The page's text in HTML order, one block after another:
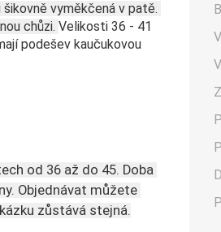
vyměkčená v patě.
chůzi. Velikosti 36 - 41
podešev kaučukovou
od 36 až do 45. Doba
Objednávat můžete
zůstává stejná.